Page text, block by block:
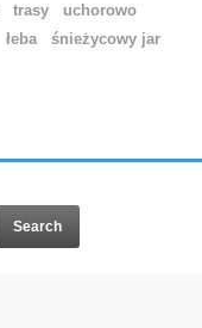
trasy
uchorowo
łeba
śnieżycowy jar